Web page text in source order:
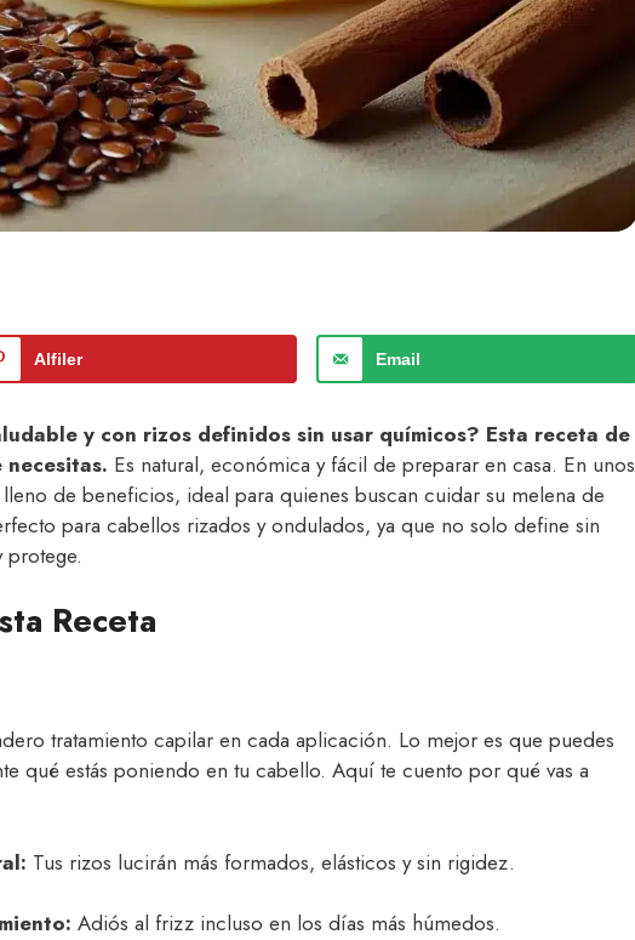
Alfiler Email
y con rizos definidos sin usar químicos? Esta receta de
Es natural, económica y fácil de preparar en casa. En unos
de beneficios, ideal para quienes buscan cuidar su melena de
para cabellos rizados y ondulados, ya que no solo define sin
protege.
Receta
tratamiento capilar en cada aplicación. Lo mejor es que puedes
qué estás poniendo en tu cabello. Aquí te cuento por qué vas a
Tus rizos lucirán más formados, elásticos y sin rigidez.
Adiós al frizz incluso en los días más húmedos.